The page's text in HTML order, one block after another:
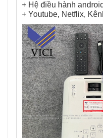
+ Hệ điều hành android
+ Youtube, Netflix,